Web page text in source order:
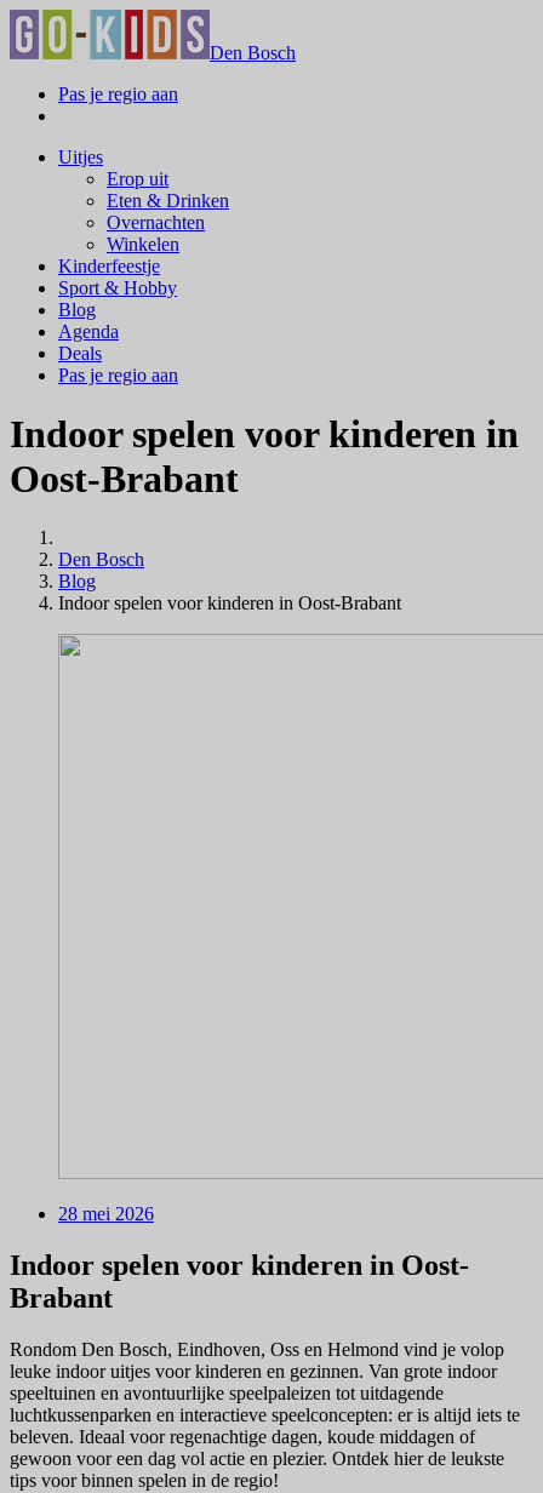
Den Bosch
Pas je regio aan
Uitjes
Erop uit
Eten & Drinken
Overnachten
Winkelen
Kinderfeestje
Sport & Hobby
Blog
Agenda
Deals
Pas je regio aan
Indoor spelen voor kinderen in
Oost-Brabant
Den Bosch
Blog
Indoor spelen voor kinderen in Oost-Brabant
28 mei 2026
Indoor spelen voor kinderen in Oost-
Brabant
Rondom Den Bosch, Eindhoven, Oss en Helmond vind je volop
leuke indoor uitjes voor kinderen en gezinnen. Van grote indoor
speeltuinen en avontuurlijke speelpaleizen tot uitdagende
luchtkussenparken en interactieve speelconcepten: er is altijd iets te
beleven. Ideaal voor regenachtige dagen, koude middagen of
gewoon voor een dag vol actie en plezier. Ontdek hier de leukste
tips voor binnen spelen in de regio!